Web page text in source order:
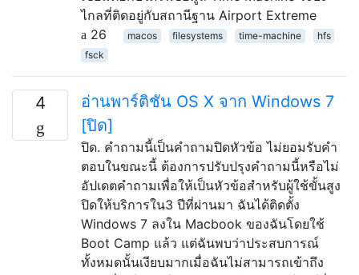
ไกลที่ติดอยู่กับสถานีฐาน Airport Extreme
26
macos filesystems time-machine
hfs
fsck
4
อ่านพาร์ติชัน OS X จาก Windows 7
[ปิด]
ปิด. คำถามนี้เป็นคำถามปิดหัวข้อ ไม่ยอมรับคำ
ตอบในขณะนี้ ต้องการปรับปรุงคำถามนี้หรือไม่
อัปเดตคำถามเพื่อให้เป็นหัวข้อสำหรับผู้ใช้ขั้นสูง
ปิดให้บริการใน3 ปีที่ผ่านมา ฉันได้ติดตั้ง
Windows 7 ลงใน Macbook ของฉันโดยใช้
Boot Camp แล้ว แต่ฉันพบว่าประสบการณ์
ทั้งหมดนั้นเงียบมากเมื่อฉันไม่สามารถเข้าถึง